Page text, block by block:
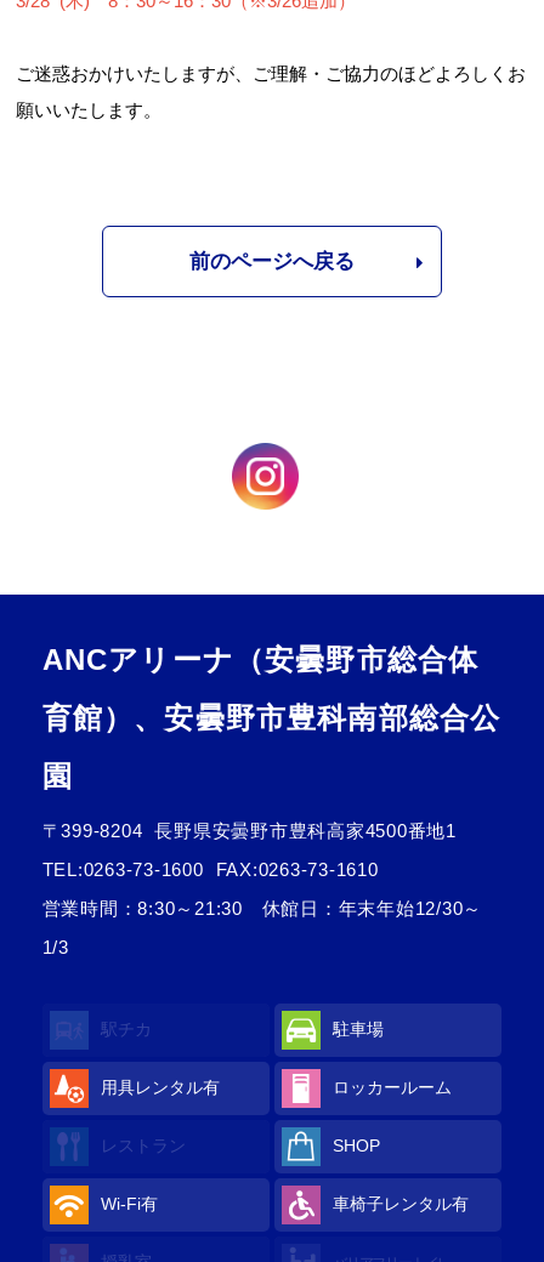
ご迷惑おかけいたしますが、ご理解・ご協力のほどよろしくお
願いいたします。
前のページへ戻る
ANCアリーナ（安曇野市総合体
育館）、安曇野市豊科南部総合公
園
〒399-8204
長野県安曇野市豊科高家4500番地1
TEL:0263-73-1600
FAX:0263-73-1610
営業時間：8:30～21:30 休館日：年末年始12/30～
1/3
駅チカ 駐車場
用具レンタル有 ロッカールーム
レストラン SHOP
Wi-Fi有 車椅子レンタル有